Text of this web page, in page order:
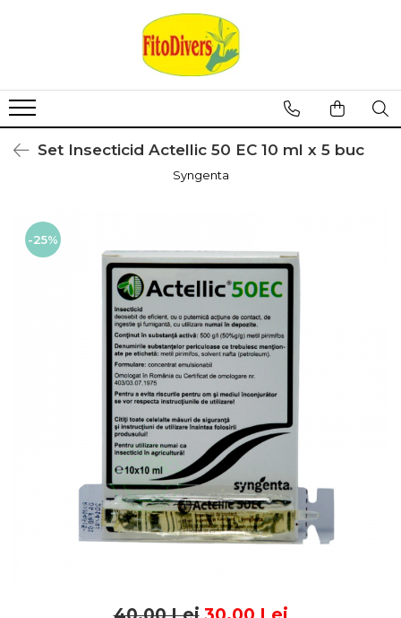
Set Insecticid Actellic 50 EC 10 ml x 5 buc
Syngenta
-25%